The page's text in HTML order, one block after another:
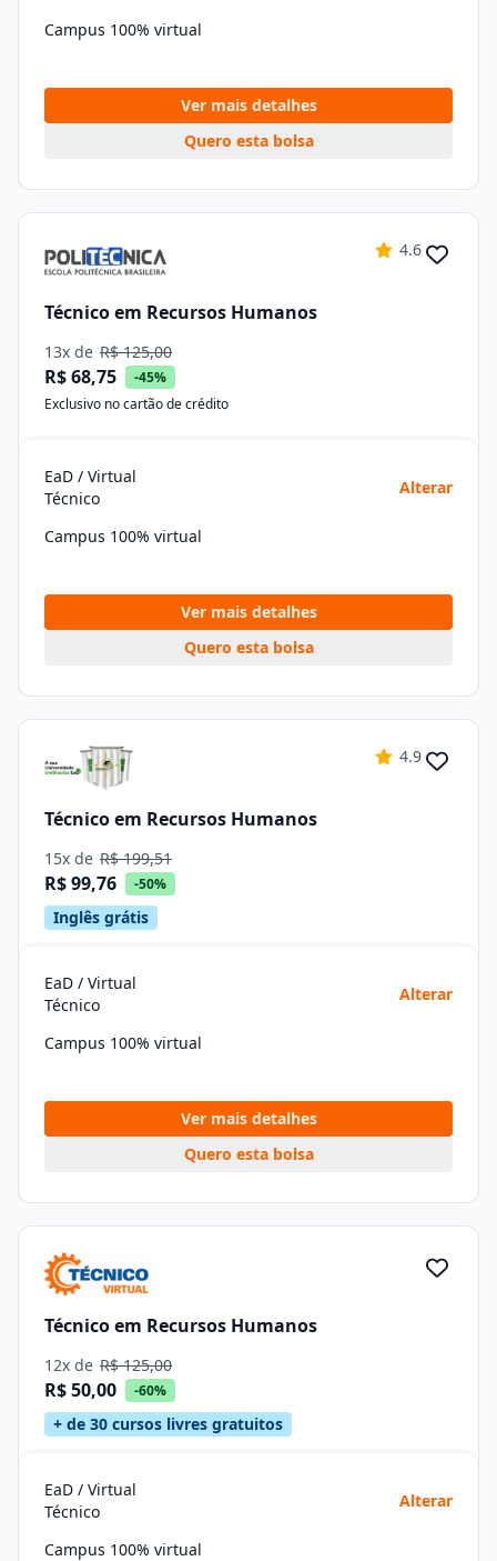
Campus 100% virtual
Ver mais detalhes
Quero esta bolsa
4.6
Técnico em Recursos Humanos
13x de R$ 125,00
R$ 68,75
-45%
Exclusivo no cartão de crédito
EaD / Virtual
Técnico
Alterar
Campus 100% virtual
Ver mais detalhes
Quero esta bolsa
4.9
Técnico em Recursos Humanos
15x de R$ 199,51
R$ 99,76 -50%
Inglês grátis
EaD / Virtual
Técnico
Alterar
Campus 100% virtual
Ver mais detalhes
Quero esta bolsa
Técnico em Recursos Humanos
12x de R$ 125,00
R$ 50,00 -60%
+ de 30 cursos livres gratuitos
EaD / Virtual
Técnico
Alterar
Campus 100% virtual